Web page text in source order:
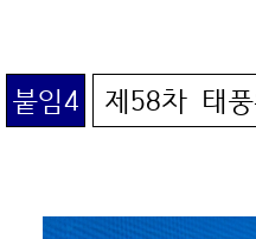
붙임4 제58차 태